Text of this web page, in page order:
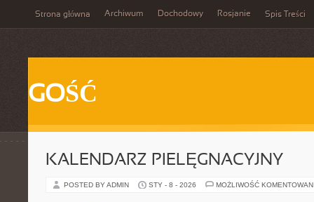
Strona główna Archiwum Dochodowy Rosjanie Spis Treści
GOŚĆ
KALENDARZ PIELĘGNACYJNY
POSTED BY ADMIN STY - 8 - 2026 MOŻLIWOŚĆ